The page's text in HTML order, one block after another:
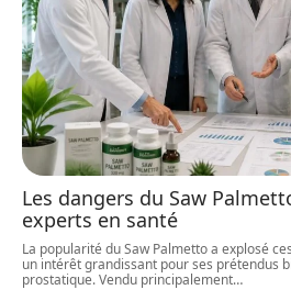
Les dangers du Saw
experts en santé
La popularité du Saw Palmetto a explosé
un intérêt grandissant pour ses prétendus
prostatique. Vendu principalement…